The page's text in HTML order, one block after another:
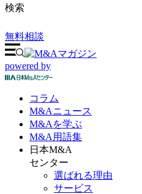
検索
無料相談
powered by
コラム
M&Aニュース
M&Aを学ぶ
M&A 用語集
日本M&A
センター
選ばれる理由
サービス